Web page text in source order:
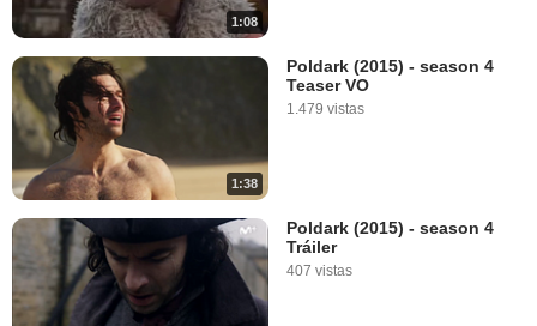
1:08
1:38
Poldark (2015) - season 4
Teaser VO
1.479 vistas
Poldark (2015) - season 4
Tráiler
407 vistas